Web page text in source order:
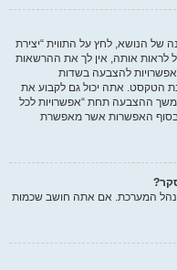
של הנושא, לחץ על התווית “יצירת
אותה, אין לך את ההרשאות
אפשרויות להצבעה בשדות
הטקסט. אתה יכול גם לקבוע את
ההצבעה תחת “אפשרויות לכל
בימים (0 לצמיתות) ולבסוף האפשרות אשר מאפשרת
מנהל המערכת. אם אתה חושב שכמות